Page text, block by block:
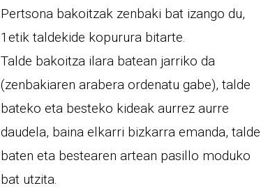
Pertsona bakoitzak zenbaki bat izango du,
1etik taldekide kopurura bitarte.
Talde bakoitza ilara batean jarriko da
(zenbakiaren arabera ordenatu gabe), talde
bateko eta besteko kideak aurrez aurre
daudela, baina elkarri bizkarra emanda, talde
baten eta bestearen artean pasillo moduko
bat utzita.